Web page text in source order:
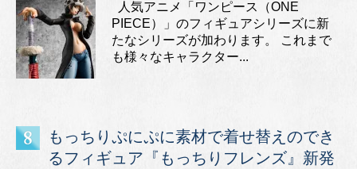
人気アニメ「ワンピース（ONE
PIECE）」のフィギュアシリーズに新
たなシリーズが加わります。 これまで
も様々なキャラクター...
もっちりぷにぷに素材で着せ替えのでき
るフィギュア『もっちりフレンズ』新発